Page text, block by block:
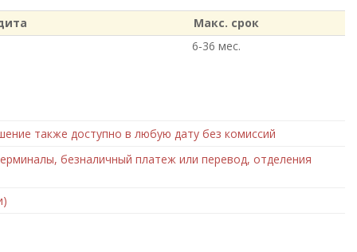
Макс. срок
6‑36 мес.
также доступно в любую дату без комиссий
безналичный платеж или перевод, отделения